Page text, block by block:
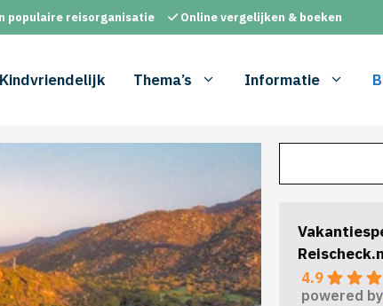
populaire reisorganisatie Online vergelijken & boeken
Kindvriendelijk Thema’s Informatie
4.9
powered by